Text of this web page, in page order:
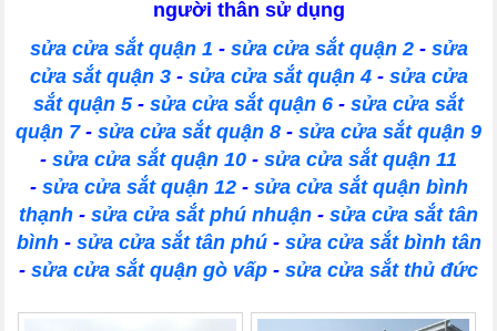
người thân sử dụng
sửa cửa sắt quận 1 - sửa cửa sắt quận 2- sửa
cửa sắt quận 3- sửa cửa sắt quận 4- sửa cửa
sắt quận 5- sửa cửa sắt quận 6 - sửa cửa sắt
quận 7- sửa cửa sắt quận 8 - sửa cửa sắt quận 9
- sửa cửa sắt quận 10 - sửa cửa sắt quận 11
- sửa cửa sắt quận 12- sửa cửa sắt quận bình
thạnh - sửa cửa sắt phú nhuận - sửa cửa sắt tân
bình- sửa cửa sắt tân phú- sửa cửa sắt bình tân
- sửa cửa sắt quận gò vấp - sửa cửa sắt thủ đức